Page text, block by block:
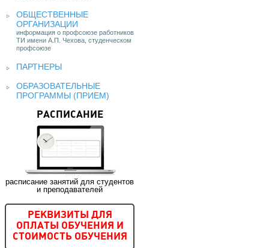
ОБЩЕСТВЕННЫЕ
ОРГАНИЗАЦИИ
информация о профсоюзе работников
ТИ имени А.П. Чехова, студенческом
профсоюзе
ПАРТНЕРЫ
ОБРАЗОВАТЕЛЬНЫЕ
ПРОГРАММЫ (ПРИЕМ)
РАСПИСАНИЕ
расписание занятий для студентов
и преподавателей
РЕКВИЗИТЫ ДЛЯ
ОПЛАТЫ ОБУЧЕНИЯ И
СТОИМОСТЬ ОБУЧЕНИЯ